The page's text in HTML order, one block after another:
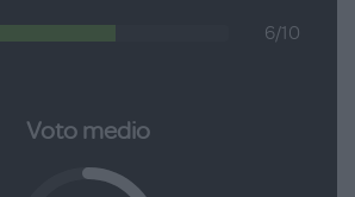
6/10
Voto medio